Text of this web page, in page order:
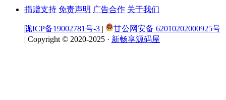
捐赠支持 免责声明 广告合作 关于我们
陇ICP备19002781号-3 |
甘公网安备 62010202000925号
| Copyright © 2020-2025 · 新畅享源码屋